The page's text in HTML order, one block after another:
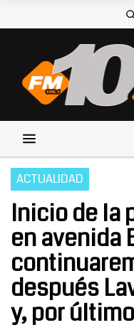
ACTUALIDAD
Inicio de la
en avenida
después
y, por